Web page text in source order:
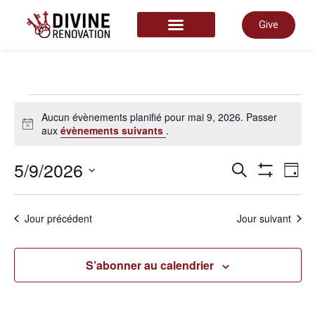
Give
Notice
Aucun évènements planifié pour mai 9, 2026. Passer
aux évènements suivants .
et
RechercheJour
5/9/2026
une
Jour précédent Jour suivant
S’abonner au calendrier